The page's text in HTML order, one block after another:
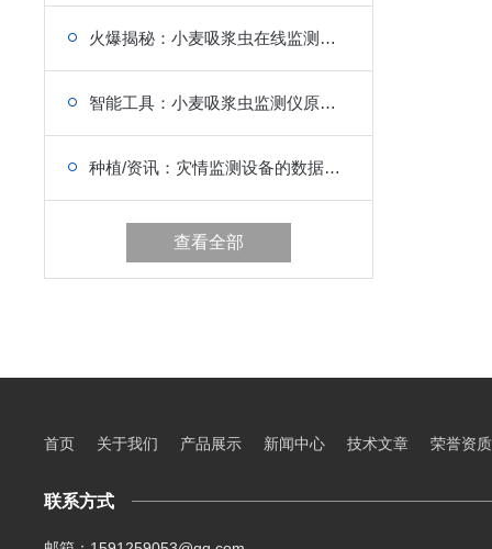
火爆揭秘：小麦吸浆虫在线监测系统是一种早防早治的小麦吸浆虫监测仪
智能工具：小麦吸浆虫监测仪原理分析
种植/资讯：灾情监测设备的数据分析方法
查看全部
首页 关于我们 产品展示 新闻中心 技术文章 荣誉资质
联系方式